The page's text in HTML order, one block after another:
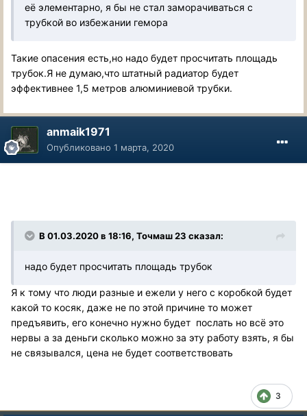
её элементарно, я бы не стал заморачиваться с
трубкой во избежании гемора
Такие опасения есть,но надо будет просчитать площадь
трубок.Я не думаю,что штатный радиатор будет
эффективнее 1,5 метров алюминиевой трубки.
anmaik1971
Опубликовано 1 марта, 2020
В 01.03.2020 в 18:16, Точмаш 23 сказал:
надо будет просчитать площадь трубок
Я к тому что люди разные и ежели у него с коробкой будет
какой то косяк, даже не по этой причине то может
предъявить, его конечно нужно будет послать но всё это
нервы а за деньги сколько можно за эту работу взять, я бы
не связывался, цена не будет соответствовать
3